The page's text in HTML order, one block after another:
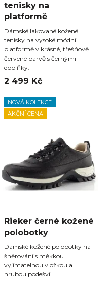
tenisky na
platformě
Dámské lakované kožené
tenisky na vysoké módní
platformě v krásné, třešňově
červené barvě s černými
doplňky.
2 499 Kč
NOVÁ KOLEKCE
AKČNÍ CENA
Rieker černé kožené
polobotky
Dámské kožené polobotky na
šněrování s měkkou
vyjímatelnou vložkou a
hrubou podešví.